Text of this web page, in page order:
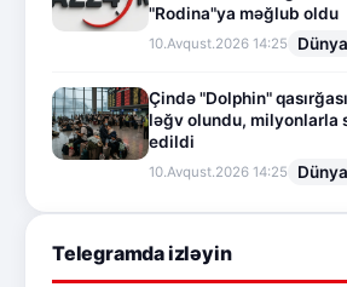
"Rodina"ya məğlub oldu
10.Avqust.2026 14:25 Dünya
Çində "Dolphin"
ləğv olundu, milyonlarla
edildi
10.Avqust.2026 14:25 Dünya
Telegramda izləyin